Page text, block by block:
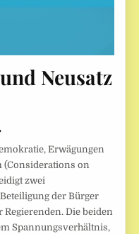
Neusatz
Erwägungen
(Considerations on
zwei
der Bürger
Die beiden
Spannungsverhältnis,